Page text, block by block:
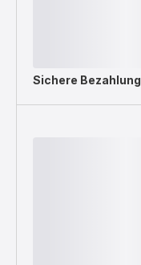
Sichere Bezahlung